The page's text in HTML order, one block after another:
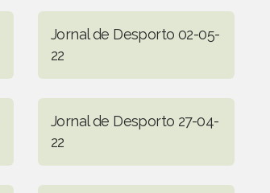
Jornal de Desporto 02-05-
22
Jornal de Desporto 27-04-
22